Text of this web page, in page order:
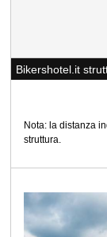
Bikershotel.it
Nota: la distanza
struttura.